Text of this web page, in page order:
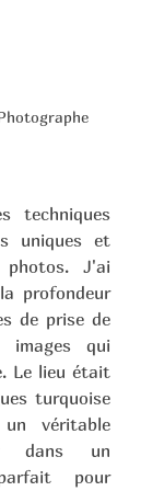
techniques
uniques et
J'ai
profondeur
de prise de
images qui
Le lieu était
turquoise
véritable
dans un
pour